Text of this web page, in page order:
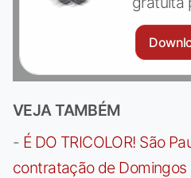
VEJA TAMBÉM
- É DO TRICOLOR! São
contratação de